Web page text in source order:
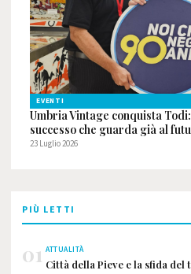
EVENTI
Umbria Vintage conquista
successo che guarda già al
23 Luglio 2026
PIÙ LETTI
01 ATTUALITÀ
Città della Pieve e la sfida